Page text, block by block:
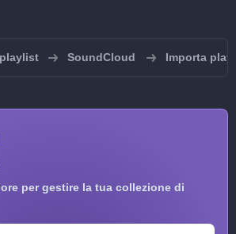
SoundCloud Importa
per gestire la tua collezione di